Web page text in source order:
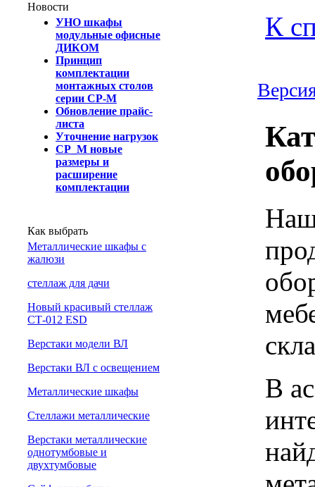
Новости
УНО шкафы
модульные офисные
ДИКОМ
Принцип
комплектации
монтажных столов
серии СР-М
Обновление прайс-
листа
Уточнение нагрузок
СР_М новые
размеры и
расширение
комплектации
Как выбрать
Металлические шкафы с
жалюзи
cтеллаж для дачи
Новый красивый стеллаж
СТ-012 ESD
Верстаки модели ВЛ
Верстаки ВЛ с освещением
Металлические шкафы
Стеллажи металлические
Верстаки металлические
однотумбовые и
двухтумбовые
К
Наш
В